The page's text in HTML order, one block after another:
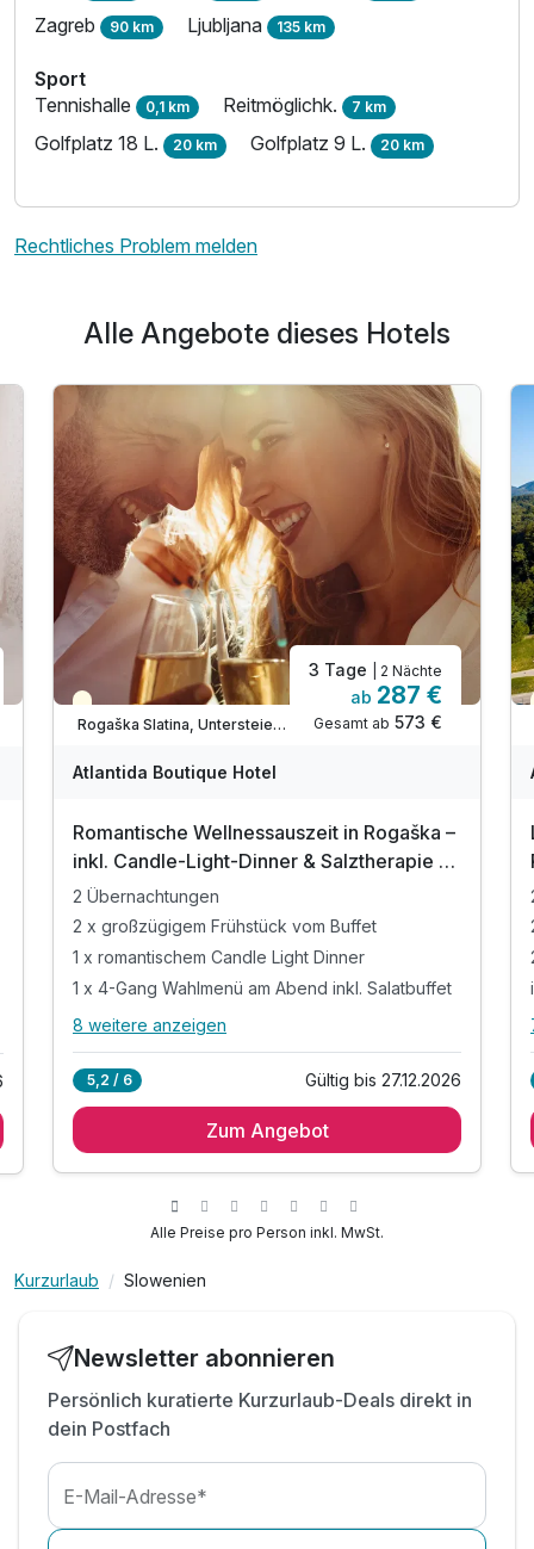
Zagreb 90 km Ljubljana 135 km
Sport
Tennishalle 0,1 km Reitmöglichk. 7 km
Golfplatz 18 L. 20 km Golfplatz 9 L. 20 km
Rechtliches Problem melden
Alle Angebote dieses Hotels
Teilweise ausgelastet
Rogaška Slatina, Untersteiermark (Savinjska)
3 Tage | 2 Nächte
ab 287 €
Gesamt ab 573 €
Atlantida Boutique Hotel
Romantische Wellnessauszeit in Rogaška –
inkl. Candle-Light-Dinner & Salztherapie |
3 Tage
2 Übernachtungen
2 x großzügigem Frühstück vom Buffet
1 x romantischem Candle Light Dinner
1 x 4-Gang Wahlmenü am Abend inkl. Salatbuffet
Alle Inklusivleistungen
2 x großzügigem Frühstück vom Buffet
1 x Salztherapie für 2 Personen
1 x Eintritt in die Mineralwasser Trinkhalle**
inkl. Eintritt ins Casino Fontana (ab 18 Jahren)
inkl. Nutzung des Wellness- und Fitnessbereichs
inkl. W-Lan Nutzung
8 weitere anzeigen
5,2 / 6 Gültig bis 27.12.2026
Zum Angebot
Alle Preise pro Person inkl. MwSt.
Kurzurlaub Slowenien
Newsletter abonnieren
Persönlich kuratierte Kurzurlaub-Deals direkt in
dein Postfach
E-Mail-Adresse*